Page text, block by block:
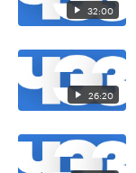
32:00
26:20